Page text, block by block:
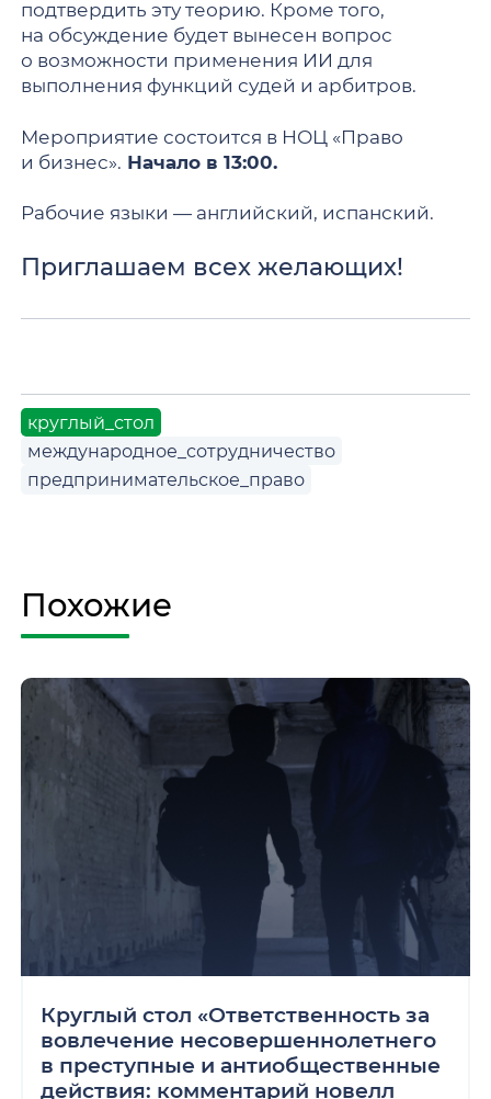
подтвердить эту теорию. Кроме того,
на обсуждение будет вынесен вопрос
о возможности применения ИИ для
выполнения функций судей и арбитров.
Мероприятие состоится в НОЦ «Право
и бизнес». Начало в 13:00.
Рабочие языки — английский, испанский.
Приглашаем всех желающих!
круглый_стол
международное_сотрудничество
предпринимательское_право
Похожие
Круглый стол «Ответственность за
вовлечение несовершеннолетнего
в преступные и антиобщественные
действия: комментарий новелл